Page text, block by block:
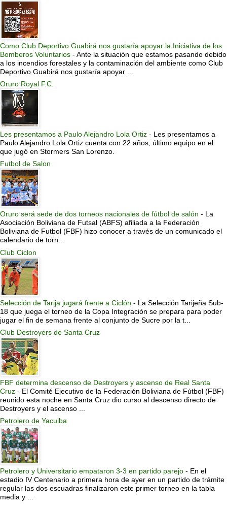
Como Club Deportivo Guabirá nos gustaría apoyar la Iniciativa de los
Bomberos Voluntarios - Ante la situación que estamos pasando debido
a los incendios forestales y la contaminación del ambiente como Club
Deportivo Guabirá nos gustaría apoyar ...
Oruro Royal F.C.
Les presentamos a Paulo Alejandro Lola Ortiz - Les presentamos a
Paulo Alejandro Lola Ortiz cuenta con 22 años, último equipo en el
que jugó en Stormers San Lorenzo.
Futbol de Salon
Oruro será sede de dos torneos nacionales de fútbol de salón - La
Asociación Boliviana de Futsal (ABFS) afiliada a la Federación
Boliviana de Futbol (FBF) hizo conocer a través de un comunicado el
calendario de torn...
Club Ciclon
Selección de Tarija jugará frente a Ciclón - La Selección Tarijeña Sub-
18 que juega el torneo de la Copa Integración se prepara para poder
jugar el fin de semana frente al conjunto de Sucre por la t...
Club Destroyers de Santa Cruz
FBF determina descenso de Destroyers y ascenso de Real Santa
Cruz - El Comité Ejecutivo de la Federación Boliviana de Fútbol (FBF)
reunido esta noche en Santa Cruz dio curso al descenso directo de
Destroyers y el ascenso ...
Petrolero de Yacuiba
Petrolero y Universitario empataron 3-3 en partido parejo - En el
estadio IV Centenario a primera hora de ayer en un partido de trámite
regular las dos escuadras finalizaron este primer torneo en la tabla
media y ...